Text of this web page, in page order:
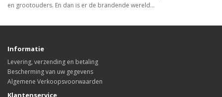
en grootouders. En dan is er de brandende wereld…
Informatie
Levering, verzending en betaling
Bescherming van uw gegevens
Algemene Verkoopsvoorwaarden
Klantenservice